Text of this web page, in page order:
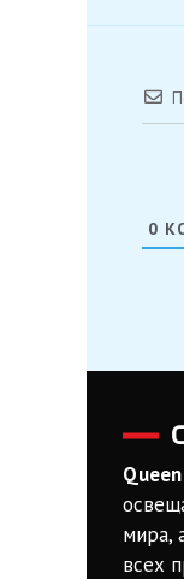
0
мира,
всех